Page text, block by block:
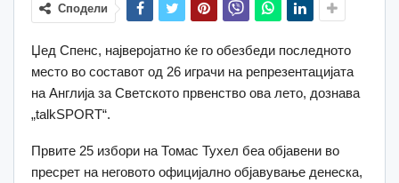
Сподели
Џед Спенс, најверојатно ќе го обезбеди последното
место во составот од 26 играчи на репрезентацијата
на Англија за Светското првенство ова лето, дознава
„talkSPORT“.
Првите 25 избори на Томас Тухел беа објавени во
пресрет на неговото официјално објавување денеска,